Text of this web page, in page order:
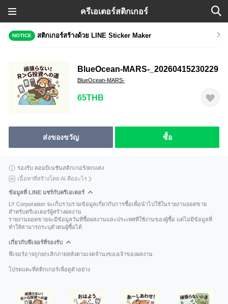
ครีเอเตอร์สติกเกอร์
NOTICE สติกเกอร์สร้างด้วย LINE Sticker Maker
BlueOcean-MARS-_20260415230229
BlueOcean-MARS-
65THB
ส่งของขวัญ ซื้อ
รองรับ คอมบิเนชันสติกเกอร์/ตกแต่ง
เนื้อหาที่สร้างโดย AI คืออะไร
ข้อมูลที่ LINE แชร์กับครีเอเตอร์
LY Corporation จะเก็บรวบรวมข้อมูลเกี่ยวกับการซื้อเพื่อนำไปใช้ในรายงานยอดขาย
สำหรับครีเอเตอร์ผู้สร้างผลงาน
รายงานยอดขายจะมีข้อมูลวันที่ซื้อผลงานและประเทศที่ใช้งานของผู้ซื้อ แต่ไม่มีข้อมูลที่
ทำให้สามารถระบุตัวตนผู้ซื้อได้
เกี่ยวกับฟีเจอร์ที่รองรับ
ฟีเจอร์อาจถูกยกเลิกภายหลังตามเจตจำนงของเจ้าของผลงาน
โปรดแตะที่สติกเกอร์เพื่อดูตัวอย่าง